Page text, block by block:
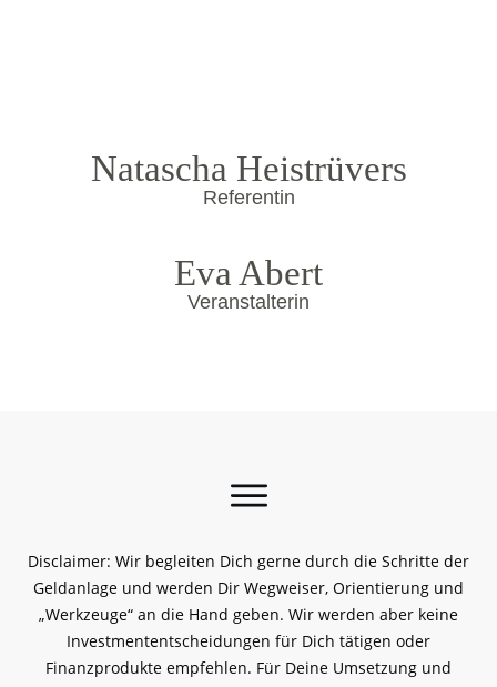
Natascha Heistrüvers
Referentin
Eva Abert
Veranstalterin
Disclaimer: Wir begleiten Dich gerne durch die Schritte der
Geldanlage und werden Dir Wegweiser, Orientierung und
„Werkzeuge“ an die Hand geben. Wir werden aber keine
Investmententscheidungen für Dich tätigen oder
Finanzprodukte empfehlen. Für Deine Umsetzung und